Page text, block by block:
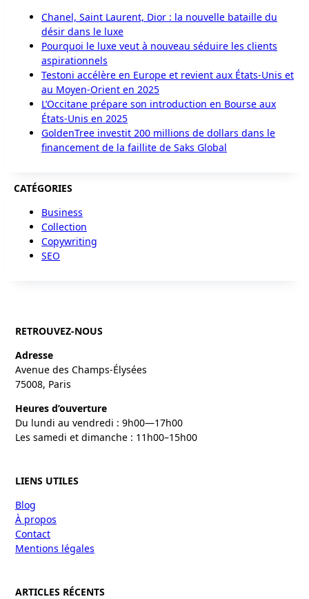
Chanel, Saint Laurent, Dior : la nouvelle bataille du
désir dans le luxe
Pourquoi le luxe veut à nouveau séduire les clients
aspirationnels
Testoni accélère en Europe et revient aux États-Unis et
au Moyen-Orient en 2025
L’Occitane prépare son introduction en Bourse aux
États-Unis en 2025
GoldenTree investit 200 millions de dollars dans le
financement de la faillite de Saks Global
CATÉGORIES
Business
Collection
Copywriting
SEO
RETROUVEZ-NOUS
Adresse
Avenue des Champs-Élysées
75008, Paris
Heures d’ouverture
Du lundi au vendredi : 9h00—17h00
Les samedi et dimanche : 11h00–15h00
LIENS UTILES
Blog
À propos
Contact
Mentions légales
ARTICLES RÉCENTS